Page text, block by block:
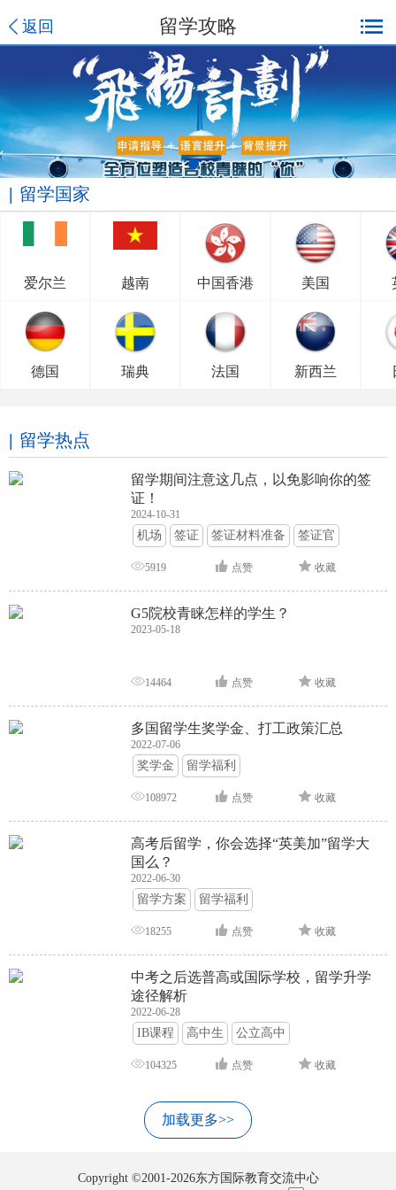
返回 留学攻略
留学国家
爱尔兰 越南 中国香港 美国
德国 瑞典 法国 新西兰
留学热点
留学期间注意这几点，以免影响你的签
证！
2024-10-31
机场 签证 签证材料准备 签证官
签证面试 签证申请攻略
5919 点赞 收藏
G5院校青睐怎样的学生？
2023-05-18
14464 点赞 收藏
多国留学生奖学金、打工政策汇总
2022-07-06
奖学金 留学福利
108972 点赞 收藏
高考后留学，你会选择“英美加”留学大
国么？
2022-06-30
留学方案 留学福利
18255 点赞 收藏
中考之后选普高或国际学校，留学升学
途径解析
2022-06-28
IB课程 高中生 公立高中
104325 点赞 收藏
加载更多>>
Copyright ©2001-2026东方国际教育交流中心